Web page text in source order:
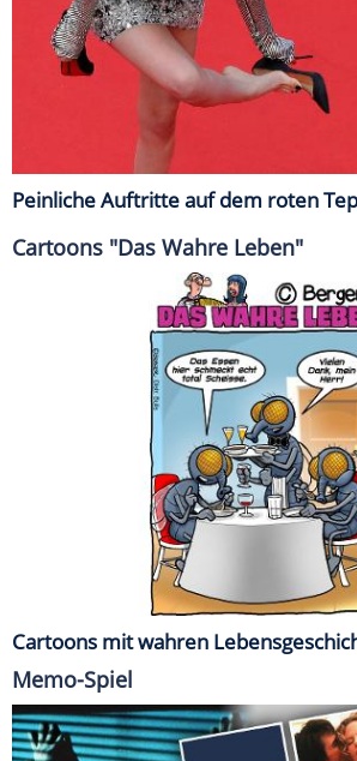
Peinliche Auftritte auf dem roten
Cartoons "Das Wahre Leben"
Cartoons mit wahren
Memo-Spiel